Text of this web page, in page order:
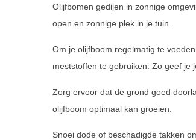
Olijfbomen gedijen in zonnige
open en zonnige plek in je tuin.
Om je olijfboom regelmatig te
meststoffen te gebruiken. Zo geef je
Zorg ervoor dat de grond goed
olijfboom optimaal kan groeien.
Snoei dode of beschadigde takken